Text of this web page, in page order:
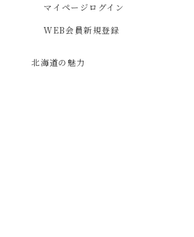
マイページ ログイン
WEB会員新規登録
北海道の魅力